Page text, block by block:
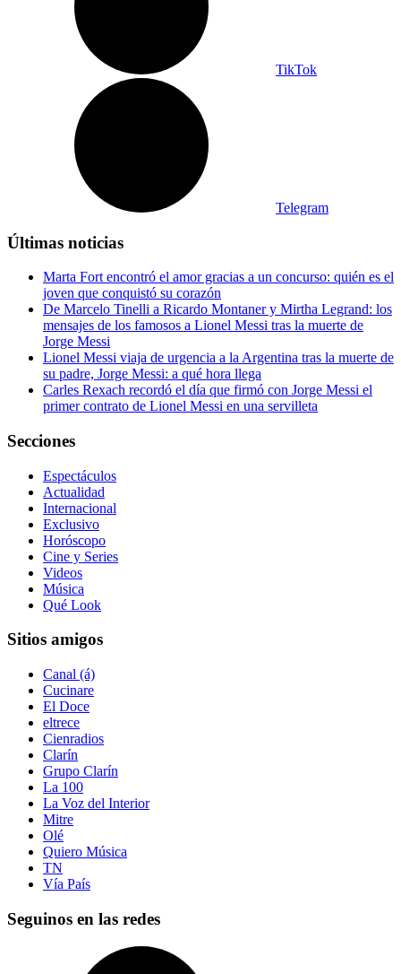
TikTok
Telegram
Últimas noticias
Marta Fort encontró el amor gracias a un concurso: quién es el
joven que conquistó su corazón
De Marcelo Tinelli a Ricardo Montaner y Mirtha Legrand: los
mensajes de los famosos a Lionel Messi tras la muerte de
Jorge Messi
Lionel Messi viaja de urgencia a la Argentina tras la muerte de
su padre, Jorge Messi: a qué hora llega
Carles Rexach recordó el día que firmó con Jorge Messi el
primer contrato de Lionel Messi en una servilleta
Secciones
Espectáculos
Actualidad
Internacional
Exclusivo
Horóscopo
Cine y Series
Videos
Música
Qué Look
Sitios amigos
Canal (á)
Cucinare
El Doce
eltrece
Cienradios
Clarín
Grupo Clarín
La 100
La Voz del Interior
Mitre
Olé
Quiero Música
TN
Vía País
Seguinos en las redes